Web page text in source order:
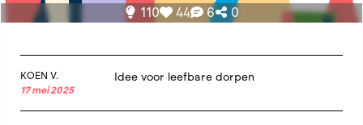
110 44 6 0
KOEN V.
17 mei 2025
Idee voor leefbare dorpen